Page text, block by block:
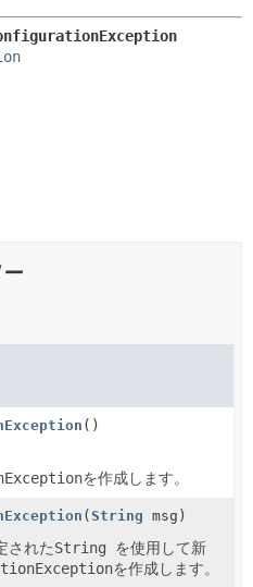
()
を作成します。
(String msg)
されたString を使用して新
を作成します。